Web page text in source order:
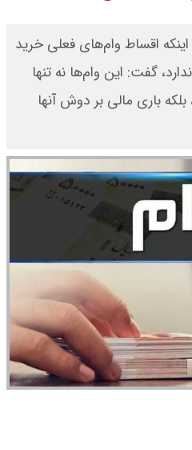
سی ان ان گزارش داد : ترامپ ۲ سنگر
را از دست می
دولت چقدر تمام می شود؟
می دهند
اقساط وام‌های فعلی خرید
گفت: این وام‌ها نه تنها
باری مالی بر دوش آنها